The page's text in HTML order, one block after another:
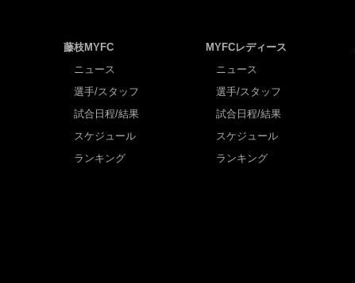
藤枝MYFC
ニュース
選手/スタッフ
試合日程/結果
スケジュール
ランキング
MYFCレディース
ニュース
選手/スタッフ
試合日程/結果
スケジュール
ランキング